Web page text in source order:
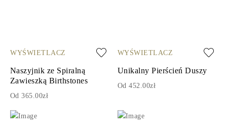
WYŚWIETLACZ
Naszyjnik ze Spiralną
Zawieszką Birthstones
Od 365.00zł
WYŚWIETLACZ
Unikalny Pierścień Duszy
Od 452.00zł